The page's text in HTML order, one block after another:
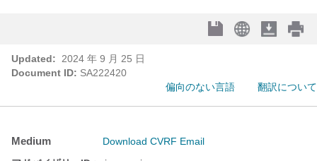
Updated:
2024 年 9 月 25 日
Document ID: SA222420
偏向のない言語
翻訳について
Medium Download CVRF Email